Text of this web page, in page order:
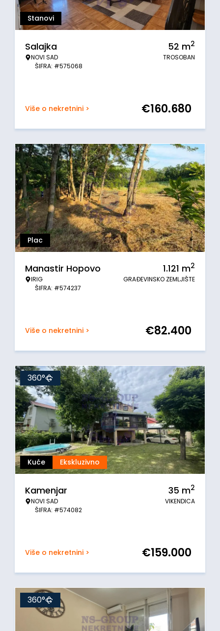
Stanovi
Salajka
NOVI SAD
ŠIFRA: #575068
52 m2
TROSOBAN
Više o nekretnini > €160.680
Plac
Manastir Hopovo
IRIG
ŠIFRA: #574237
1.121 m2
GRAĐEVINSKO ZEMLJIŠTE
Više o nekretnini > €82.400
Kuće Ekskluzivno
360°
Kamenjar
NOVI SAD
ŠIFRA: #574082
35 m2
VIKENDICA
Više o nekretnini > €159.000
360°